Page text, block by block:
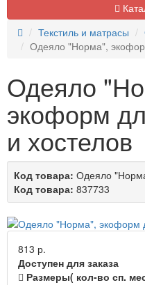
Текстиль и матрасы
Одеяло "Норма",
Одеяло
экоформ
и хостелов
Код товара: Одеяло
Код товара: 837733
813 р.
Доступен для заказа
Размеры( кол-во сп.